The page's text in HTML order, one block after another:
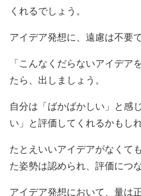
くれるでしょう。
アイデア発想に、遠慮は不要で
「こんなくだらないアイデア
たら、出しましょう。
自分は「ばかばかしい」と感
い」と評価してくれるかもし
たとえいいアイデアがなくて
た姿勢は認められ、評価につ
アイデア発想において、量は正